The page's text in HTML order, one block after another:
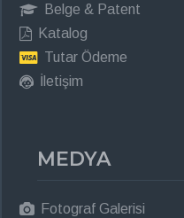
Belge & Patent
Katalog
Tutar Ödeme
İletişim
MEDYA
Fotograf Galerisi